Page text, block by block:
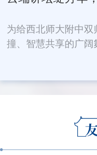
为给西北师大附中
撞、智慧共享的广